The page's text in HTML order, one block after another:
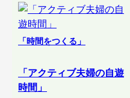
「時間をつくる」
「アクティブ夫婦の自遊
時間」